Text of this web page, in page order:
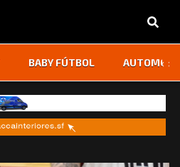
BABY FÚTBOL ‹ ›